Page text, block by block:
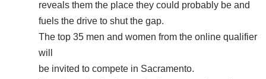
reveals them the place they could probably be and
fuels the drive to shut the gap.
The top 35 men and women from the online qualifier
will
be invited to compete in Sacramento.